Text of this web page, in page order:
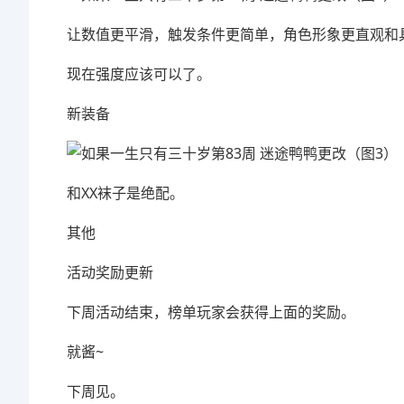
让数值更平滑，触发条件更简单，角色形象更直观和
现在强度应该可以了。
新装备
和XX袜子是绝配。
其他
活动奖励更新
下周活动结束，榜单玩家会获得上面的奖励。
就酱~
下周见。